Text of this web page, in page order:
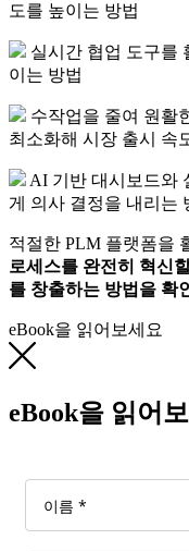
도를 높이는 방법
실시간 협업 도구를
이는 방법
수작업을 줄여 원활
최소화해 시장 출시 속
AI 기반 대시보드와
게 의사 결정을 내리는
적절한 PLM 플랫폼을
로세스를 완전히 혁신
를 창출하는 방법을 확
eBook을 읽어보세요
eBook을 읽어